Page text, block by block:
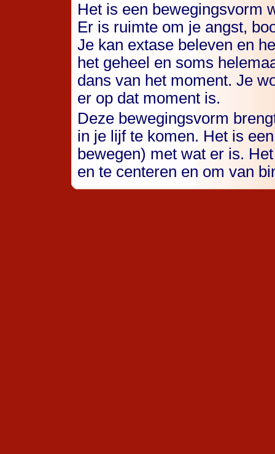
Het is een bewegingsvorm
Er is ruimte om je angst,
Je kan extase beleven en
het geheel en soms
dans van het moment. Je
er op dat moment is.
Deze bewegingsvorm
in je lijf te komen. Het is
bewegen) met wat er is.
en te centeren en om van